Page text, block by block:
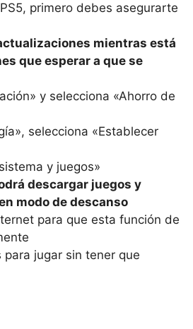
primero debes asegurarte
mientras está
que esperar a que se
y selecciona «Ahorro de
selecciona «Establecer
y juegos»
descargar juegos y
modo de descanso
para que esta función de
jugar sin tener que